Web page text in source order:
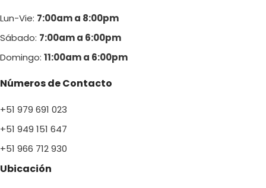
Lun-Vie: 7:00am a 8:00pm
Sábado: 7:00am a 6:00pm
Domingo: 11:00am a 6:00pm
Números de Contacto
+51 979 691 023
+51 949 151 647
+51 966 712 930
Ubicación